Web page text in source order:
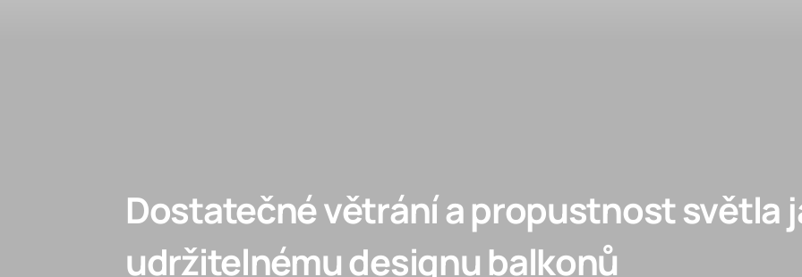
Dostatečné větrání a propustnost světla
udržitelnému designu balkonů